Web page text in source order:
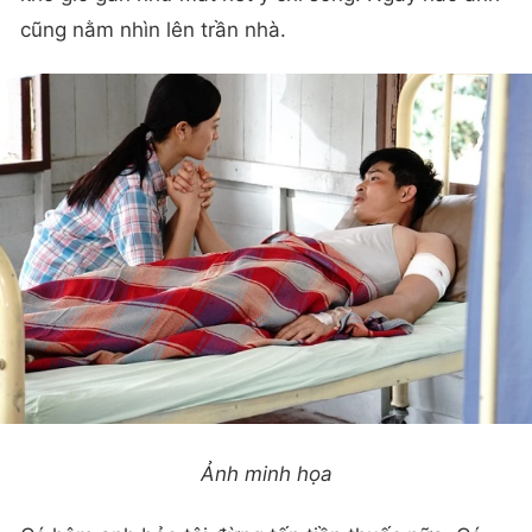
cũng nằm nhìn lên trần nhà.
Ảnh minh họa